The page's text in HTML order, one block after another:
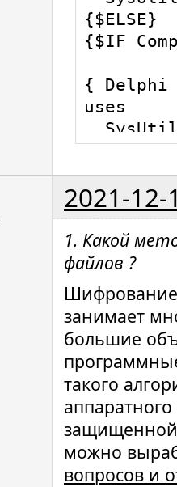
2021-12-
1. Какой
файлов ?
Шифрование
занимает
большие
такого
можно
вопросов и